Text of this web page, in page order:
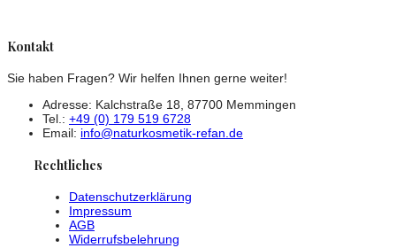
Kontakt
Sie haben Fragen? Wir helfen Ihnen gerne weiter!
Adresse: Kalchstraße 18, 87700 Memmingen
Tel.: +49 (0) 179 519 6728
Email: info@naturkosmetik-refan.de
Rechtliches
Datenschutzerklärung
Impressum
AGB
Widerrufsbelehrung